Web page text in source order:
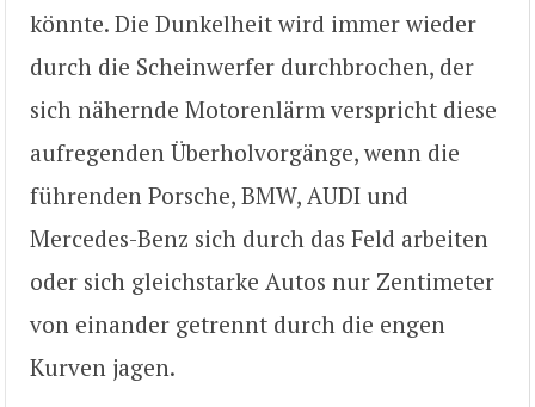
könnte. Die Dunkelheit wird immer wieder
durch die Scheinwerfer durchbrochen, der
sich nähernde Motorenlärm verspricht diese
aufregenden Überholvorgänge, wenn die
führenden Porsche, BMW, AUDI und
Mercedes-Benz sich durch das Feld arbeiten
oder sich gleichstarke Autos nur Zentimeter
von einander getrennt durch die engen
Kurven jagen.